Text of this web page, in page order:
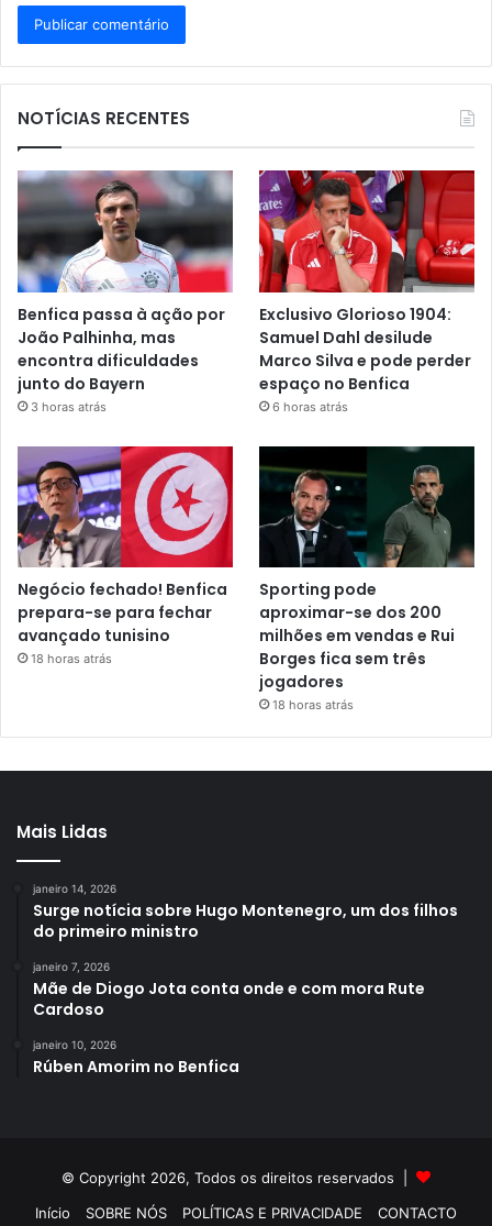
NOTÍCIAS RECENTES
Benfica passa à ação por
João Palhinha, mas
encontra dificuldades
junto do Bayern
3 horas atrás
Exclusivo Glorioso 1904:
Samuel Dahl desilude
Marco Silva e pode perder
espaço no Benfica
6 horas atrás
Negócio fechado! Benfica
prepara-se para fechar
avançado tunisino
18 horas atrás
Sporting pode
aproximar-se dos 200
milhões em vendas e Rui
Borges fica sem três
jogadores
18 horas atrás
Mais Lidas
janeiro 14, 2026
Surge notícia sobre Hugo Montenegro, um dos filhos
do primeiro ministro
janeiro 7, 2026
Mãe de Diogo Jota conta onde e com mora Rute
Cardoso
janeiro 10, 2026
Rúben Amorim no Benfica
© Copyright 2026, Todos os direitos reservados |
Início
SOBRE NÓS POLÍTICAS E PRIVACIDADE CONTACTO